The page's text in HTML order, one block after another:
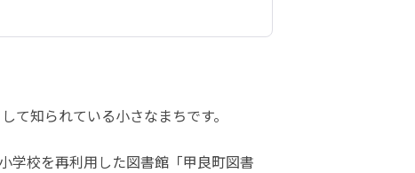
知られている小さなまちです。
学校を再利用した図書館「甲良町図書